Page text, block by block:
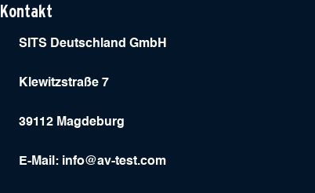
Kontakt
SITS Deutschland GmbH
Klewitzstraße 7
39112 Magdeburg
E-Mail: info@av-test.com